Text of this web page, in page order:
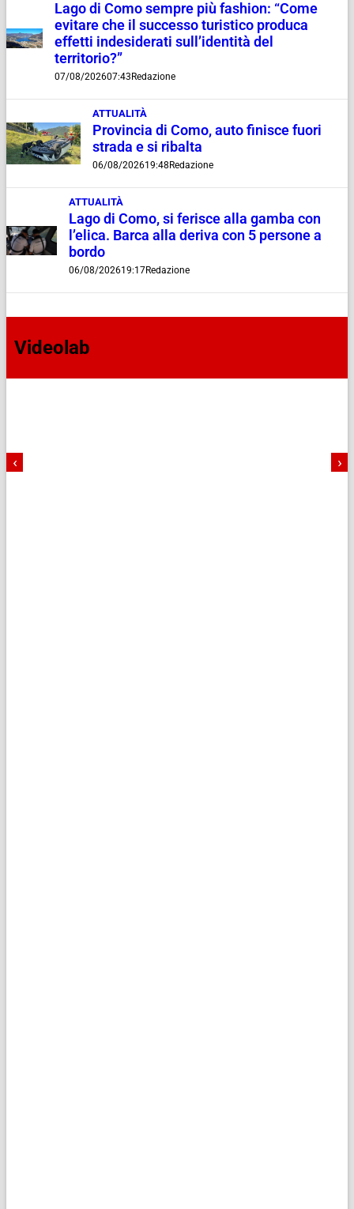
Lago di Como sempre più fashion: “Come
evitare che il successo turistico produca
effetti indesiderati sull’identità del
territorio?”
07/08/202607:43 Redazione
ATTUALITÀ
Provincia di Como, auto finisce fuori
strada e si ribalta
06/08/202619:48 Redazione
ATTUALITÀ
Lago di Como, si ferisce alla gamba con
l’elica. Barca alla deriva con 5 persone a
bordo
06/08/202619:17Redazione
Videolab
‹ ›